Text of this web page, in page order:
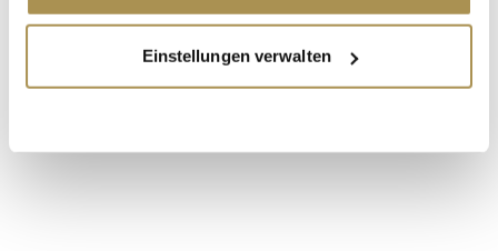
Informationen über Ihre geografische Lage
erfassen, welche bis auf einige Meter genau sein
Einstellungen verwaltenLAUTSCHALTEN